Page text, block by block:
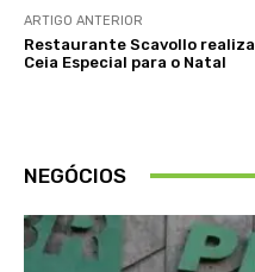
ARTIGO ANTERIOR
Restaurante Scavollo realiza
Ceia Especial para o Natal
NEGÓCIOS